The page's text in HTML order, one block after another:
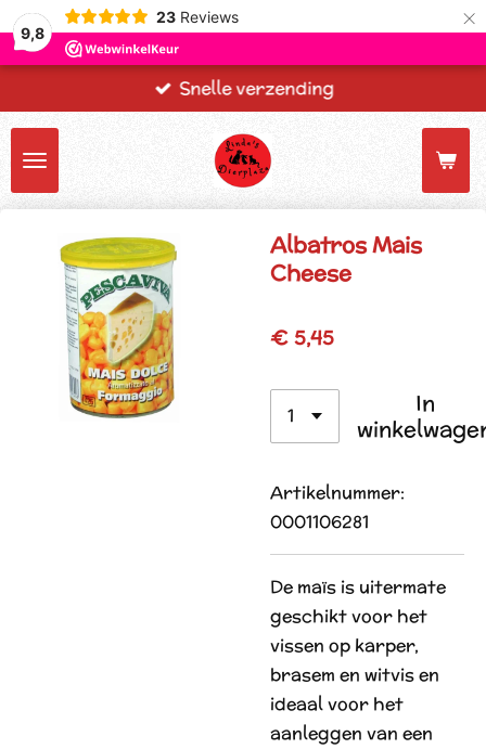
9,8
23 Reviews ×
Snelle verzending
Albatros Mais
Cheese
€ 5,45
In
Artikelnummer:
0001106281
De maïs is uitermate
geschikt voor het
vissen op karper,
brasem en witvis en
ideaal voor het
aanleggen van een